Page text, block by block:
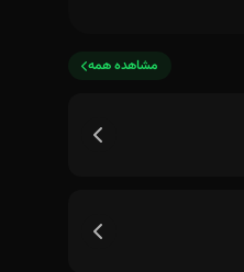
مشاهده همه